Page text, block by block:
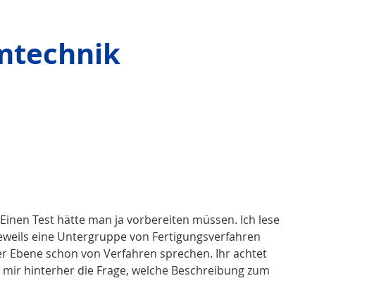
Test hätte man ja vorbereiten müssen. Ich lese
eine Untergruppe von Fertigungsverfahren
Ebene schon von Verfahren sprechen. Ihr achtet
hinterher die Frage, welche Beschreibung zum